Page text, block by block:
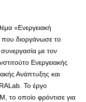
«Ενεργειακή
που διοργάνωσε το
με τον
Ενεργειακής
Ανάπτυξης και
To έργο
το οποίο φρόντισε για